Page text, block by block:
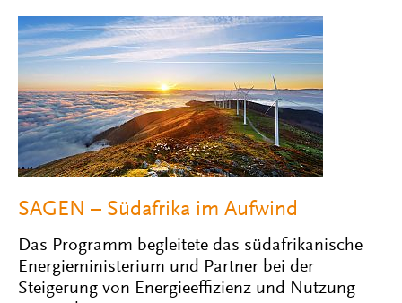
SAGEN – Südafrika im Aufwind
Das Programm begleitete das südafrikanische
Energieministerium und Partner bei der
Steigerung von Energieeffizienz und Nutzung